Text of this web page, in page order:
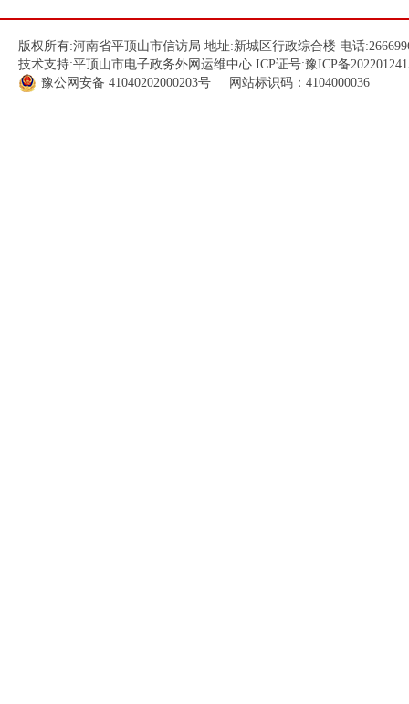
版权所有:河南省平顶山市信访局 地址:新城区行政综合楼 电话
技术支持:平顶山市电子政务外网运维中心 ICP证号:豫ICP备
豫公网安备 41040202000203号 网站标识码：4104000036